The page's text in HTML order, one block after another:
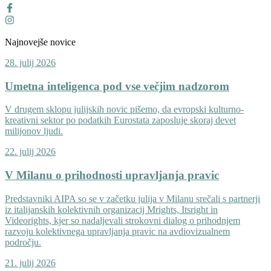
Najnovejše novice
28. julij 2026
Umetna inteligenca pod vse večjim nadzorom
V drugem sklopu julijskih novic pišemo, da evropski kulturno-
kreativni sektor po podatkih Eurostata zaposluje skoraj devet
milijonov ljudi.
22. julij 2026
V Milanu o prihodnosti upravljanja pravic
Predstavniki AIPA so se v začetku julija v Milanu srečali s partnerji
iz italijanskih kolektivnih organizacij Mrights, Itsright in
Videorights, kjer so nadaljevali strokovni dialog o prihodnjem
razvoju kolektivnega upravljanja pravic na avdiovizualnem
področju.
21. julij 2026